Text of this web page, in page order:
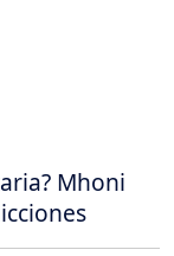
Mhoni